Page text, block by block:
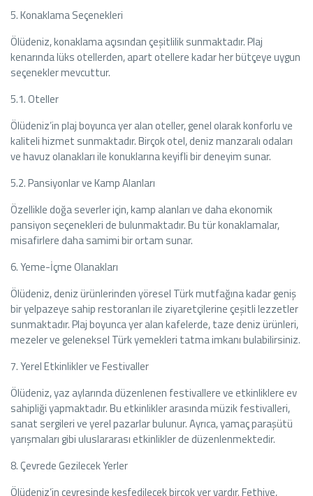
5. Konaklama Seçenekleri
Ölüdeniz, konaklama açısından çeşitlilik sunmaktadır. Plaj
kenarında lüks otellerden, apart otellere kadar her bütçeye uygun
seçenekler mevcuttur.
5.1. Oteller
Ölüdeniz’in plaj boyunca yer alan oteller, genel olarak konforlu ve
kaliteli hizmet sunmaktadır. Birçok otel, deniz manzaralı odaları
ve havuz olanakları ile konuklarına keyifli bir deneyim sunar.
5.2. Pansiyonlar ve Kamp Alanları
Özellikle doğa severler için, kamp alanları ve daha ekonomik
pansiyon seçenekleri de bulunmaktadır. Bu tür konaklamalar,
misafirlere daha samimi bir ortam sunar.
6. Yeme-İçme Olanakları
Ölüdeniz, deniz ürünlerinden yöresel Türk mutfağına kadar geniş
bir yelpazeye sahip restoranları ile ziyaretçilerine çeşitli lezzetler
sunmaktadır. Plaj boyunca yer alan kafelerde, taze deniz ürünleri,
mezeler ve geleneksel Türk yemekleri tatma imkanı bulabilirsiniz.
7. Yerel Etkinlikler ve Festivaller
Ölüdeniz, yaz aylarında düzenlenen festivallere ve etkinliklere ev
sahipliği yapmaktadır. Bu etkinlikler arasında müzik festivalleri,
sanat sergileri ve yerel pazarlar bulunur. Ayrıca, yamaç paraşütü
yarışmaları gibi uluslararası etkinlikler de düzenlenmektedir.
8. Çevrede Gezilecek Yerler
Ölüdeniz’in çevresinde keşfedilecek birçok yer vardır. Fethiye,